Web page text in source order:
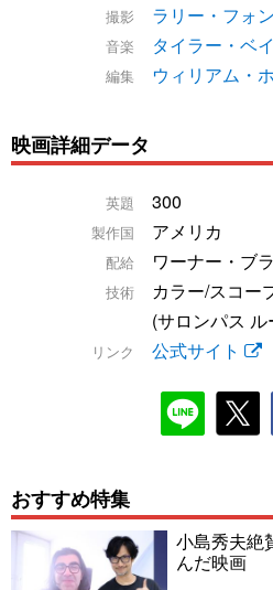
撮影 ラリー・フォン
音楽 タイラー・ベ
編集 ウィリアム・
映画詳細データ
英題 300
製作国 アメリカ
配給 ワーナー・ブ
技術
カラー/スコー
(サロンパス
リンク 公式サイト
おすすめ特集
小島秀夫絶
んだ映画